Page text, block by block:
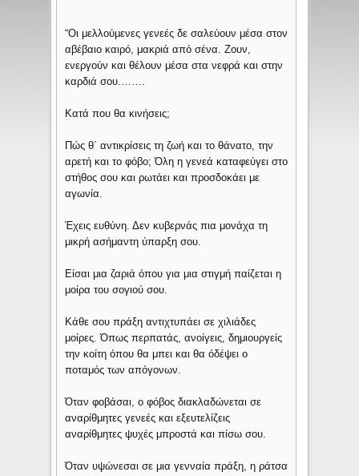
“Οι μελλούμενες γενεές δε σαλεύουν μέσα στον
αβέβαιο καιρό, μακριά από σένα. Ζουν,
ενεργούν και θέλουν μέσα στα νεφρά και στην
καρδιά σου.…….
Κατά που θα κινήσεις;
Πώς θ΄ αντικρίσεις τη ζωή και το θάνατο, την
αρετή και το φόβο; Όλη η γενεά καταφεύγει στο
στήθος σου και ρωτάει και προσδοκάει με
αγωνία.
Έχεις ευθύνη. Δεν κυβερνάς πια μονάχα τη
μικρή ασήμαντη ύπαρξη σου.
Είσαι μια ζαριά όπου για μια στιγμή παίζεται η
μοίρα του σογιού σου.
Κάθε σου πράξη αντιχτυπάει σε χιλιάδες
μοίρες. Όπως περπατάς, ανοίγεις, δημιουργείς
την κοίτη όπου θα μπει και θα όδέψει ο
ποταμός των απόγονων.
Όταν φοβάσαι, ο φόβος διακλαδώνεται σε
αναρίθμητες γενεές και εξευτελίζεις
αναρίθμητες ψυχές μπροστά και πίσω σου.
Όταν υψώνεσαι σε μια γενναία πράξη, η ράτσα